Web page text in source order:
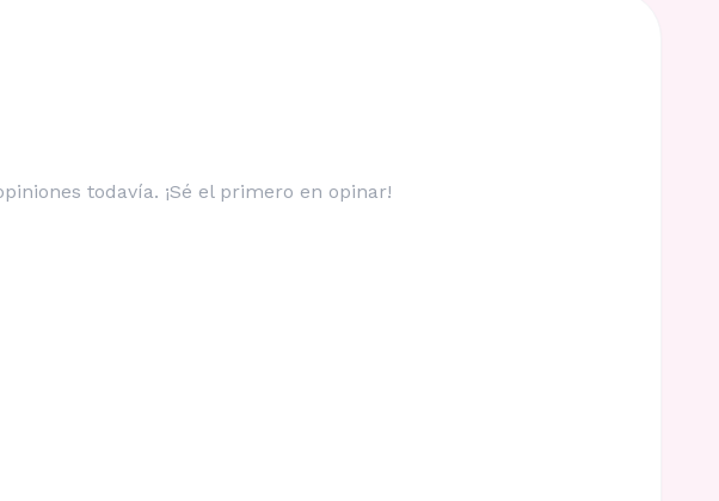
todavía. ¡Sé el primero en opinar!